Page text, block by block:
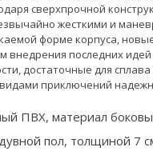
сверхпрочной
жесткими и
форме корпуса,
внедрения последних
достаточные для
приключений
ПВХ, материал
пол, толщиной 7